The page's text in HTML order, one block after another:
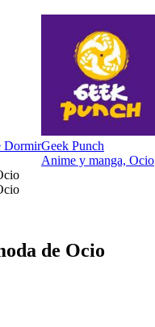
DormirGeek Punch
Anime y manga, Ocio
de Ocio